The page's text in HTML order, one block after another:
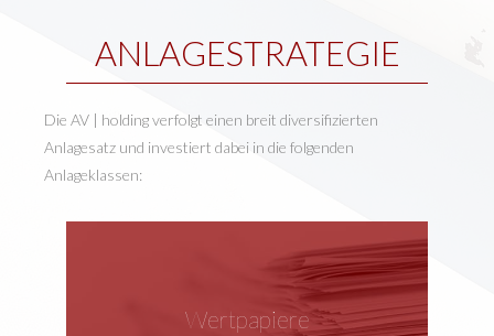
ANLAGESTRATEGIE
Die AV | holding verfolgt einen breit diversifizierten
Anlagesatz und investiert dabei in die folgenden
Anlageklassen:
Wertpapiere